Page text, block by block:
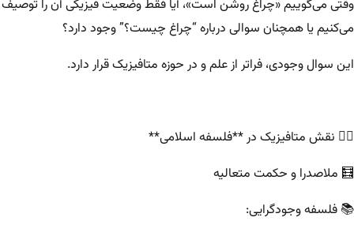
وقتی می‌گوییم «چراغ روشن است»، آیا فقط وضعیت فیزیکی آن را توصیف
می‌کنیم یا همچنان سوالی درباره “چراغ چیست؟” وجود دارد؟
این سوال وجودی، فراتر از علم و در حوزه متافیزیک قرار دارد.
۵️⃣ نقش متافیزیک در **فلسفه اسلامی**
🧮 ملاصدرا و حکمت متعالیه
📚 فلسفه وجودگرایی: